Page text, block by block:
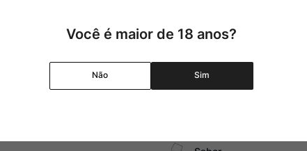
Graduação Alcóolica
Você é maior de 18 anos?
Não Sim